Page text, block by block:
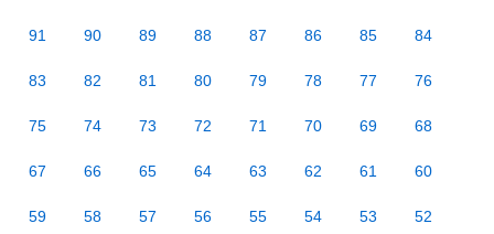
91 90 89 88 87 86 85 84
83 82 81 80 79 78 77 76
75 74 73 72 71 70 69 68
67 66 65 64 63 62 61 60
59 58 57 56 55 54 53 52